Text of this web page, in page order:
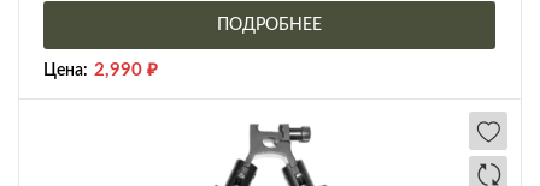
ПОДРОБНЕЕ
Цена: 2,990 ₽